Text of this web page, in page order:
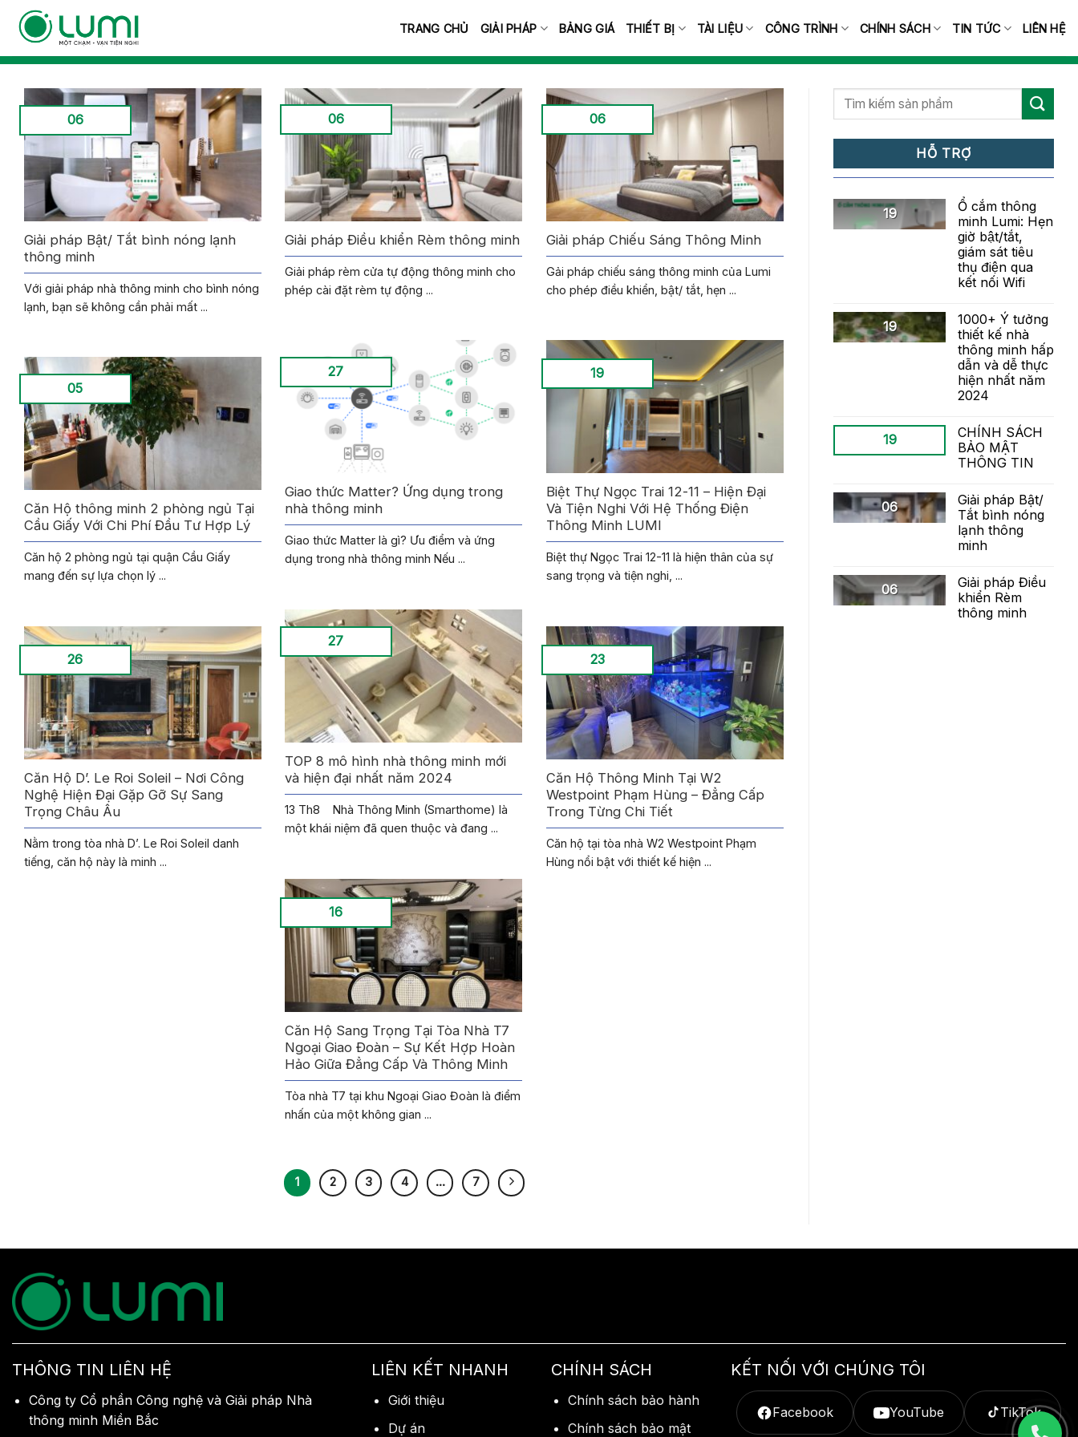
qua
dung
TRANG CHỦ GIẢI PHÁP BẢNG GIÁ THIẾT BỊ TÀI LIỆU CÔNG TRÌNH CHÍNH SÁCH TIN TỨC LIÊN HỆ
Giải pháp Bật/ Tắt bình nóng lạnh
thông minh
Với giải pháp nhà thông minh cho bình nóng
lạnh, bạn sẽ không cần phải mất ...
06
Giải pháp Điều khiển Rèm thông minh
Giải pháp rèm cửa tự động thông minh cho
phép cài đặt rèm tự động ...
06
Giải pháp Chiếu Sáng Thông Minh
Gải pháp chiếu sáng thông minh của Lumi
cho phép điều khiển, bật/ tắt, hẹn ...
06
Giao thức Matter? Ứng dụng trong
nhà thông minh
Giao thức Matter là gì? Ưu điểm và ứng
dụng trong nhà thông minh Nếu ...
27
Biệt Thự Ngọc Trai 12-11 – Hiện Đại
Và Tiện Nghi Với Hệ Thống Điện
Thông Minh LUMI
Biệt thự Ngọc Trai 12-11 là hiện thân của sự
sang trọng và tiện nghi, ...
19
Căn Hộ thông minh 2 phòng ngủ Tại
Cầu Giấy Với Chi Phí Đầu Tư Hợp Lý
Căn hộ 2 phòng ngủ tại quận Cầu Giấy
mang đến sự lựa chọn lý ...
05
TOP 8 mô hình nhà thông minh mới
và hiện đại nhất năm 2024
13 Th8 Nhà Thông Minh (Smarthome) là
một khái niệm đã quen thuộc và đang ...
27
Căn Hộ D’. Le Roi Soleil – Nơi Công
Nghệ Hiện Đại Gặp Gỡ Sự Sang
Trọng Châu Âu
Nằm trong tòa nhà D’. Le Roi Soleil danh
tiếng, căn hộ này là minh ...
26
Căn Hộ Thông Minh Tại W2
Westpoint Phạm Hùng – Đẳng Cấp
Trong Từng Chi Tiết
Căn hộ tại tòa nhà W2 Westpoint Phạm
Hùng nổi bật với thiết kế hiện ...
23
Căn Hộ Sang Trọng Tại Tòa Nhà T7
Ngoại Giao Đoàn – Sự Kết Hợp Hoàn
Hảo Giữa Đẳng Cấp Và Thông Minh
Tòa nhà T7 tại khu Ngoại Giao Đoàn là điểm
nhấn của một không gian ...
16
1 2 3 4 … 7
HỖ TRỢ
19
Ổ cắm thông
minh Lumi: Hẹn
giờ bật/tắt,
giám sát tiêu
thụ điện qua
kết nối Wifi
19
1000+ Ý tưởng
thiết kế nhà
thông minh hấp
dẫn và dễ thực
hiện nhất năm
2024
19
CHÍNH SÁCH
BẢO MẬT
THÔNG TIN
06
Giải pháp Bật/
Tắt bình nóng
lạnh thông
minh
06
Giải pháp Điều
khiển Rèm
thông minh
THÔNG TIN LIÊN HỆ
Công ty Cổ phần Công nghệ và Giải pháp Nhà
thông minh Miền Bắc
LIÊN KẾT NHANH
Giới thiệu
Dự án
CHÍNH SÁCH
Chính sách bảo hành
Chính sách bảo mật
KẾT NỐI VỚI CHÚNG TÔI
Facebook YouTube TikTok